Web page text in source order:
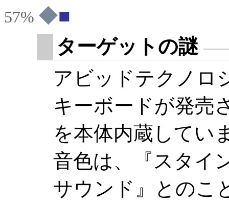
57% ◆
ターゲットの謎
アビッドテクノロ
キーボードが発売
を本体内蔵してい
音色は、『 スタイ
サウンド 』とのこ